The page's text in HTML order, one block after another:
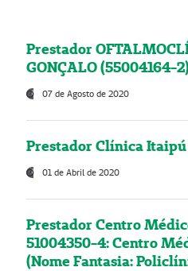
Prestador
GONÇALO (55004164-
07 de Agosto de 2020
Prestador Clínica
01 de Abril de 2020
Prestador Centro
51004350-4: Centro
(Nome Fantasia: